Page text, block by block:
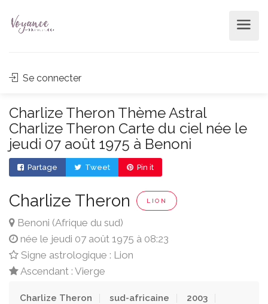
Se connecter
Charlize Theron Thème Astral
Charlize Theron Carte du ciel née le
jeudi 07 août 1975 à Benoni
Partage Tweet Pin it
Charlize Theron LION
Benoni (Afrique du sud)
née le jeudi 07 août 1975 à 08:23
Signe astrologique : Lion
Ascendant : Vierge
Charlize Theron sud-africaine
2003